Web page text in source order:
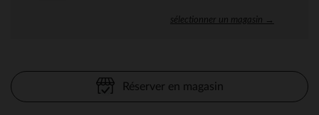
sélectionner un magasin →
Réserver en magasin